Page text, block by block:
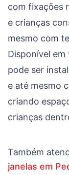
com fixações
e crianças
mesmo com
Disponível em
pode ser
e até mesmo
criando
crianças
Também
janelas em